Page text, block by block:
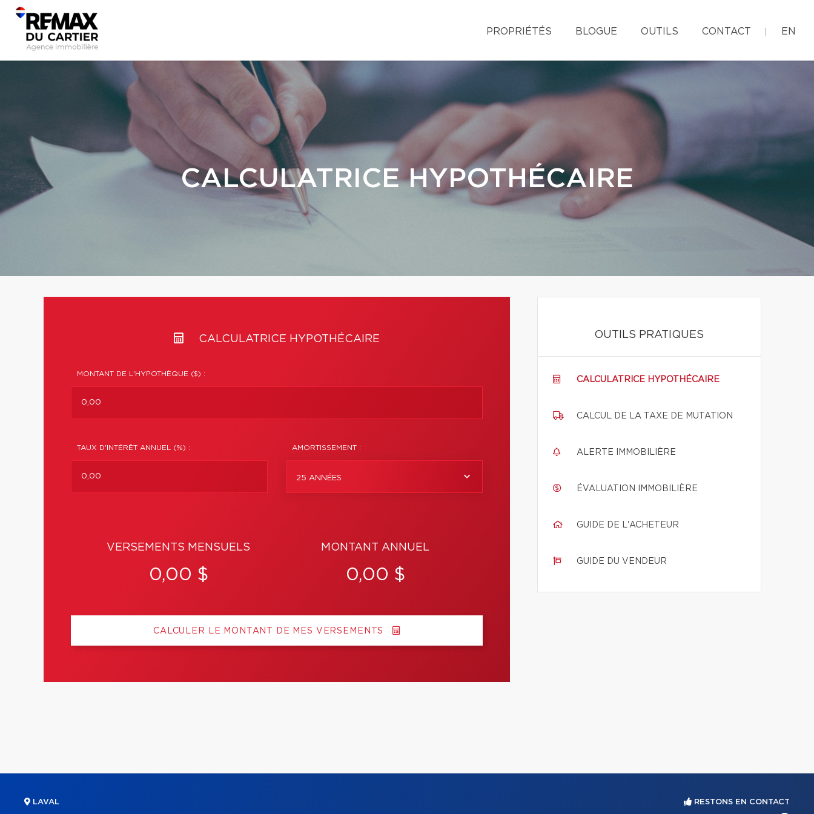
PROPRIÉTÉS BLOGUE OUTILS CONTACT EN
CALCULATRICE HYPOTHÉCAIRE
CALCULATRICE HYPOTHÉCAIRE
MONTANT DE L'HYPOTHÈQUE ($) :
TAUX D'INTÉRÊT ANNUEL (%) : AMORTISSEMENT :
25 ANNÉES
VERSEMENTS MENSUELS
0,00 $
MONTANT ANNUEL
0,00 $
CALCULER LE MONTANT DE MES VERSEMENTS
OUTILS PRATIQUES
CALCULATRICE HYPOTHÉCAIRE
CALCUL DE LA TAXE DE MUTATION
ALERTE IMMOBILIÈRE
ÉVALUATION IMMOBILIÈRE
GUIDE DE L'ACHETEUR
GUIDE DU VENDEUR
LAVAL RESTONS EN CONTACT